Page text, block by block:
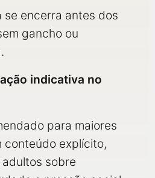
se encerra antes dos
gancho ou
indicativa no
para maiores
conteúdo explícito,
sobre